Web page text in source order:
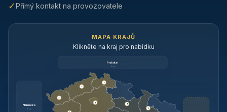
✓Přímý kontakt na provozovatele
MAPA KRAJŮ
Klikněte na kraj pro nabídku
Polsko
brzy
Německo
brzy
3
3
3
3
1
1